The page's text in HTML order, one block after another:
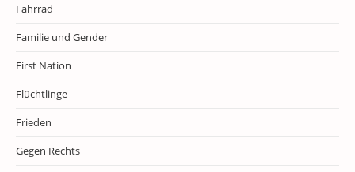
Fahrrad
Familie und Gender
First Nation
Flüchtlinge
Frieden
Gegen Rechts